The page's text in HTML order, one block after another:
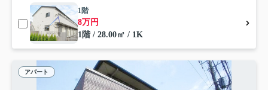
1階
8万円
1階 / 28.00㎡ / 1K
アパート